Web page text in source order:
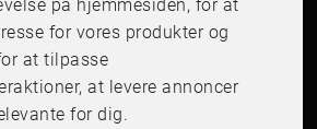
på hjemmesiden, for at
for vores produkter og
at tilpasse
,at levere annoncer
for dig.